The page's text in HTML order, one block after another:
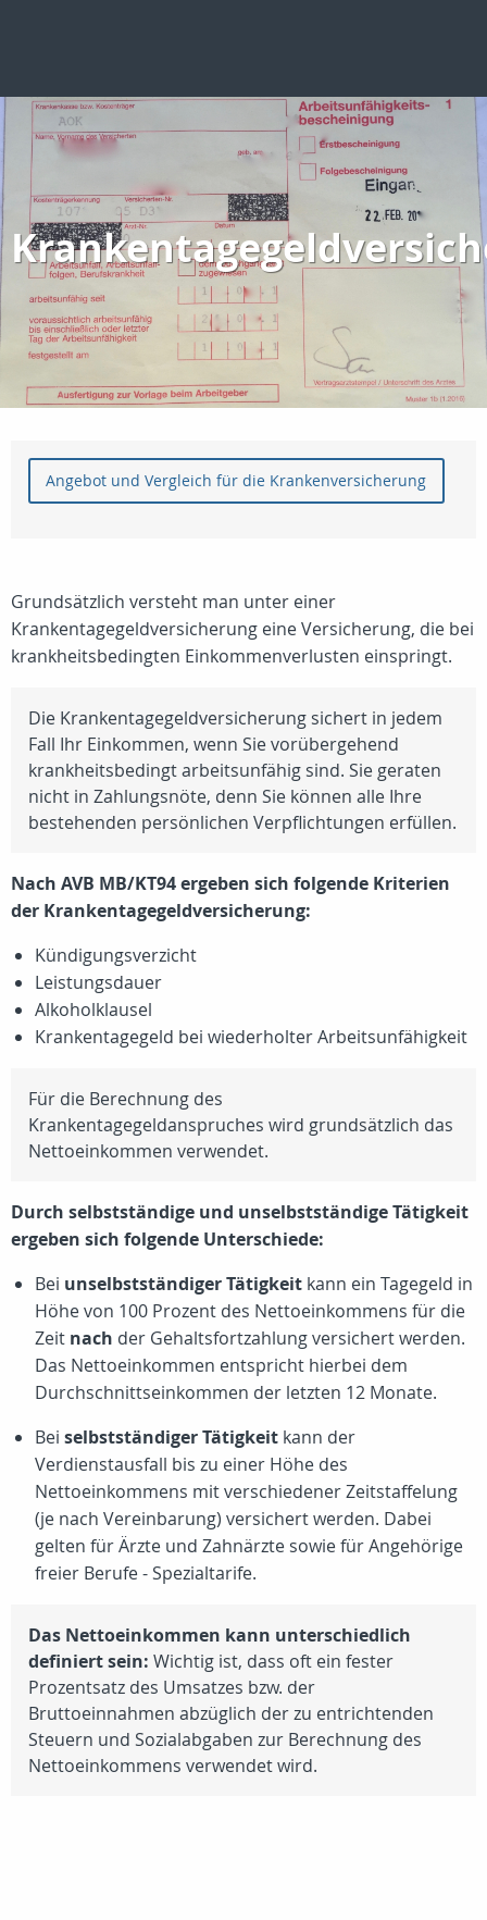
Angebot und Vergleich für die Krankenversicherung
Grundsätzlich versteht man unter einer
Krankentagegeldversicherung eine Versicherung, die bei
krankheitsbedingten Einkommenverlusten einspringt.
Die Krankentagegeldversicherung sichert in jedem
Fall Ihr Einkommen, wenn Sie vorübergehend
krankheitsbedingt arbeitsunfähig sind. Sie geraten
nicht in Zahlungsnöte, denn Sie können alle Ihre
bestehenden persönlichen Verpflichtungen erfüllen.
Nach AVB MB/KT94 ergeben sich folgende Kriterien
der Krankentagegeldversicherung:
Kündigungsverzicht
Leistungsdauer
Alkoholklausel
Krankentagegeld bei wiederholter Arbeitsunfähigkeit
Für die Berechnung des
Krankentagegeldanspruches wird grundsätzlich das
Nettoeinkommen verwendet.
Durch selbstständige und unselbstständige Tätigkeit
ergeben sich folgende Unterschiede:
Bei unselbstständiger Tätigkeit kann ein Tagegeld in
Höhe von 100 Prozent des Nettoeinkommens für die
Zeit nach der Gehaltsfortzahlung versichert werden.
Das Nettoeinkommen entspricht hierbei dem
Durchschnittseinkommen der letzten 12 Monate.
Bei selbstständiger Tätigkeit kann der
Verdienstausfall bis zu einer Höhe des
Nettoeinkommens mit verschiedener Zeitstaffelung
(je nach Vereinbarung) versichert werden. Dabei
gelten für Ärzte und Zahnärzte sowie für Angehörige
freier Berufe - Spezialtarife.
Das Nettoeinkommen kann unterschiedlich
definiert sein: Wichtig ist, dass oft ein fester
Prozentsatz des Umsatzes bzw. der
Bruttoeinnahmen abzüglich der zu entrichtenden
Steuern und Sozialabgaben zur Berechnung des
Nettoeinkommens verwendet wird.